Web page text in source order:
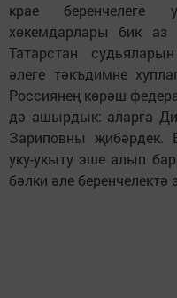
крае беренчелеге
хөкемдарлары бик аз
Татарстан
әлеге тәкъдимне
Россиянең көрәш
дә ашырдык: аларга
Зариповны җибәрдек.
уку-укыту эше алып
бәлки әле